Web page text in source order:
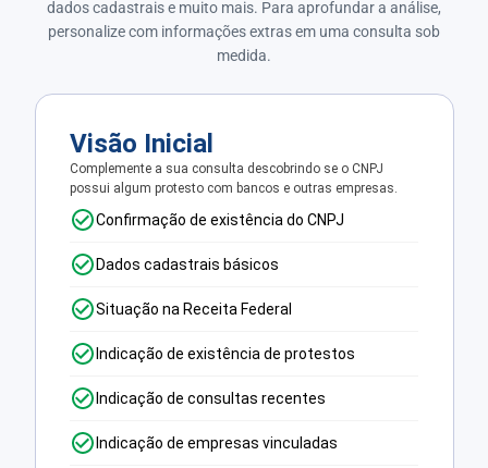
dados cadastrais e muito mais. Para aprofundar a análise,
personalize com informações extras em uma consulta sob
medida.
Visão Inicial
Complemente a sua consulta descobrindo se o CNPJ
possui algum protesto com bancos e outras empresas.
Confirmação de existência do CNPJ
Dados cadastrais básicos
Situação na Receita Federal
Indicação de existência de protestos
Indicação de consultas recentes
Indicação de empresas vinculadas